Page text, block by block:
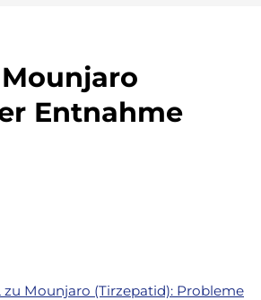
Entnahme
Mounjaro (Tirzepatid): Probleme